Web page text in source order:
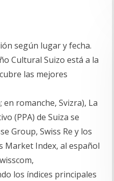
según lugar y fecha.
Cultural Suizo está a la
las mejores
en romanche, Svizra), La
(PPA) de Suiza se
Group, Swiss Re y los
Market Index, al español
los índices principales